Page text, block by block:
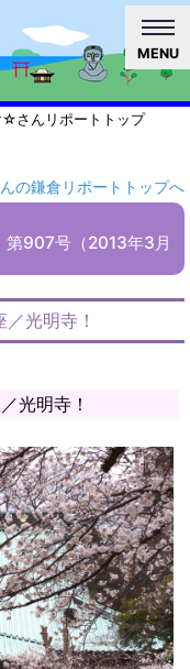
MENU
☆さんリポートトップ
の鎌倉リポートトップへ
第907号（2013年3月
光明寺！
光明寺！